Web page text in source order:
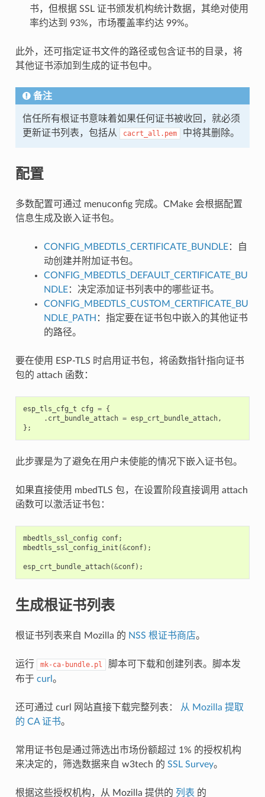
书，但根据 SSL 证书颁发机构统计数据，其绝对使用
率约达到 93%，市场覆盖率约达 99%。
此外，还可指定证书文件的路径或包含证书的目录，将
其他证书添加到生成的证书包中。
备注
信任所有根证书意味着如果任何证书被收回，就必须
更新证书列表，包括从
cacrt_all.pem 中将其删除。
配置
多数配置可通过 menuconfig 完成。CMake 会根据配置
信息生成及嵌入证书包。
CONFIG_MBEDTLS_CERTIFICATE_BUNDLE：自
动创建并附加证书包。
CONFIG_MBEDTLS_DEFAULT_CERTIFICATE_BU
NDLE：决定添加证书列表中的哪些证书。
CONFIG_MBEDTLS_CUSTOM_CERTIFICATE_BU
NDLE_PATH ：指定要在证书包中嵌入的其他证书
的路径。
要在使用 ESP-TLS 时启用证书包，将函数指针指向证书
包的 attach 函数：
esp_tls_cfg_t cfg = {
. crt_bundle_attach = esp_crt_bundle_attach,
};
此步骤是为了避免在用户未使能的情况下嵌入证书包。
如果直接使用 mbedTLS 包，在设置阶段直接调用 attach
函数可以激活证书包：
mbedtls_ssl_config conf;
mbedtls_ssl_config_init (&conf);
esp_crt_bundle_attach(&conf);
生成根证书列表
根证书列表来自 Mozilla 的 NSS 根证书商店。
运行 mk-ca-bundle.pl
脚本可下载和创建列表。脚本发
布于 curl 。
还可通过 curl 网站直接下载完整列表：
从 Mozilla 提取
的 CA 证书。
常用证书包是通过筛选出市场份额超过 1% 的授权机构
来决定的，筛选数据来自 w3tech 的 SSL Survey。
根据这些授权机构，从 Mozilla 提供的 列表 的